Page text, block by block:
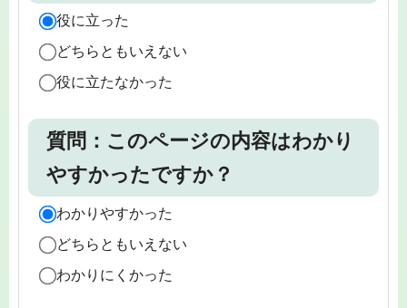
役に立った
どちらともいえない
役に立たなかった
質問：このページの内容はわかり
やすかったですか？
わかりやすかった
どちらともいえない
わかりにくかった